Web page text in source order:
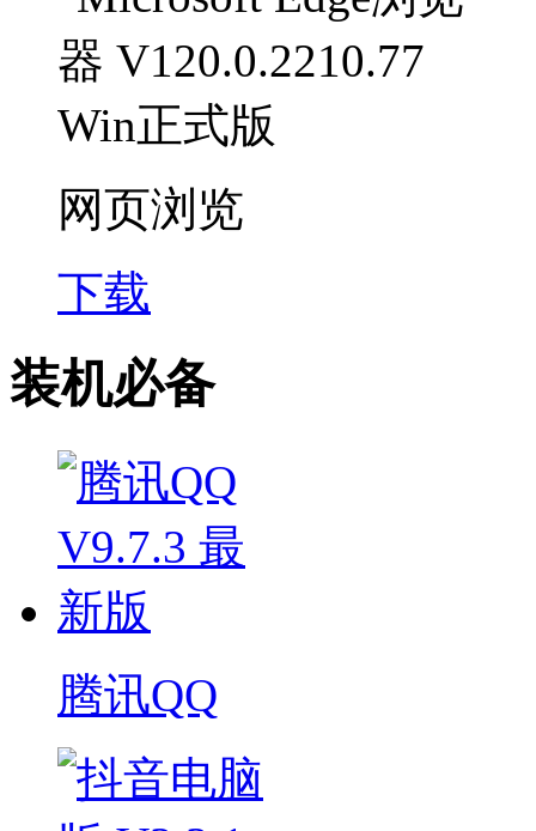
网页浏览
下载
装机必备
腾讯QQ